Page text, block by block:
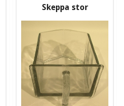
Skeppa stor